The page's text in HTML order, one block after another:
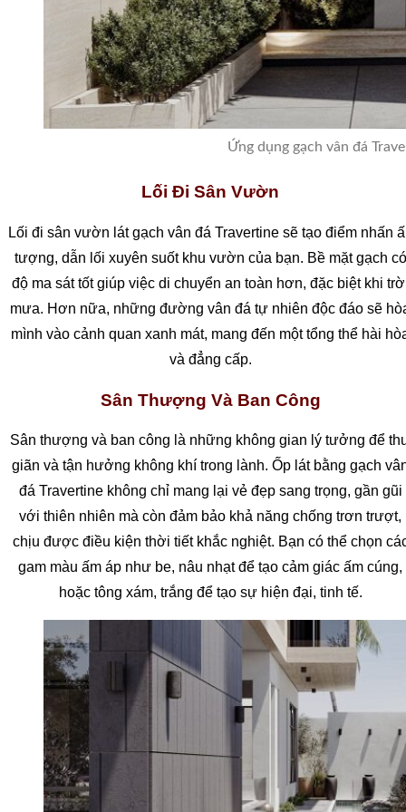
Ứng dụng gạch vân đá
Lối Đi Sân Vườn
Lối đi sân vườn lát gạch vân đá Travertine sẽ tạo điểm nhấn
tượng, dẫn lối xuyên suốt khu vườn của bạn. Bề mặt gạch có
độ ma sát tốt giúp việc di chuyển an toàn hơn, đặc biệt khi
mưa. Hơn nữa, những đường vân đá tự nhiên độc đáo sẽ
mình vào cảnh quan xanh mát, mang đến một tổng thể hài
và đẳng cấp.
Sân Thượng Và Ban Công
Sân thượng và ban công là những không gian lý tưởng để
giãn và tận hưởng không khí trong lành. Ốp lát bằng gạch
đá Travertine không chỉ mang lại vẻ đẹp sang trọng, gần gũi
với thiên nhiên mà còn đảm bảo khả năng chống trơn trượt,
chịu được điều kiện thời tiết khắc nghiệt. Bạn có thể chọn
gam màu ấm áp như be, nâu nhạt để tạo cảm giác ấm cúng,
hoặc tông xám, trắng để tạo sự hiện đại, tinh tế.